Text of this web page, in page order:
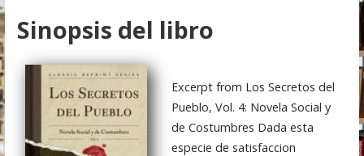
o
Sinopsis del libro
Excerpt from Los Secretos del
Pueblo, Vol. 4: Novela Social y
de Costumbres Dada esta
especie de satisfaccion